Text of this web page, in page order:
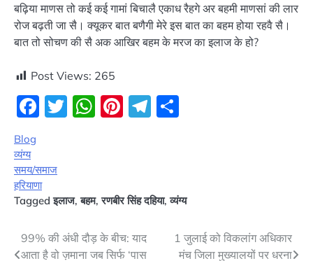
बढ़िया माणस तो कई कई गामां बिचालै एकाध रैहगे अर बहमी माणसां की लार
रोज बढ़ती जा सै। क्यूकर बात बणैगी मेरे इस बात का बहम होया रहवै सै।
बात तो सोचण की सै अक आखिर बहम के मरज का इलाज के हो?
Post Views: 265
Facebook
Twitter
WhatsApp
Pinterest
Telegram
Blog
व्यंग्य
समय/समाज
हरियाणा
Taggedइलाज,बहम,रणबीर सिंह दहिया,व्यंग्य
Post
99% की अंधी दौड़ के बीच: याद
आता है वो ज़माना जब सिर्फ ‘पास
1 जुलाई को विकलांग अधिकार
मंच जिला मुख्यालयों पर धरना